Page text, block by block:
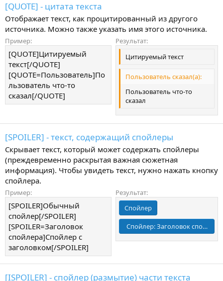
[QUOTE] - цитата текста
Отображает текст, как процитированный из другого
источника. Можно также указать имя этого источника.
Пример:
[QUOTE]Цитируемый
текст[/QUOTE]
[QUOTE=Пользователь]По
льзователь что-то
сказал[/QUOTE]
Результат:
Цитируемый текст
Пользователь сказал(а):
Пользователь что-то
сказал
[SPOILER] - текст, содержащий спойлеры
Скрывает текст, который может содержать спойлеры
(преждевременно раскрытая важная сюжетная
информация). Чтобы увидеть текст, нужно нажать кнопку
спойлера.
Пример:
[SPOILER]Обычный
спойлер[/SPOILER]
[SPOILER=Заголовок
спойлера]Спойлер с
заголовком[/SPOILER]
Результат:
Спойлер
Спойлер:Заголовок спойлера
[ISPOILER] - спойлер (размытие) части текста